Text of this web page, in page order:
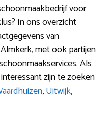
voor
In ons overzicht
van
met ook partijen
Als
zijn te zoeken
,Uitwijk,